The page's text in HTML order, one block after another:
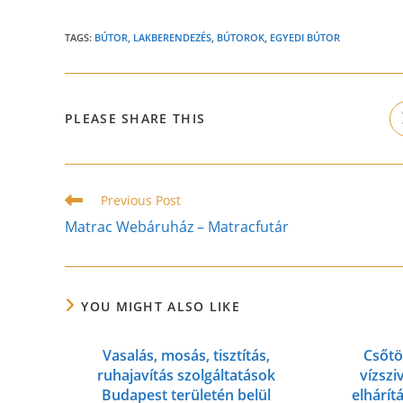
TAGS: BÚTOR, LAKBERENDEZÉS, BÚTOROK, EGYEDI BÚTOR
PLEASE SHARE THIS
Read
articles
Previous Post
Matrac Webáruház – Matracfutár
YOU MIGHT ALSO LIKE
Vasalás, mosás, tisztítás,
ruhajavítás szolgáltatások
Budapest területén belül